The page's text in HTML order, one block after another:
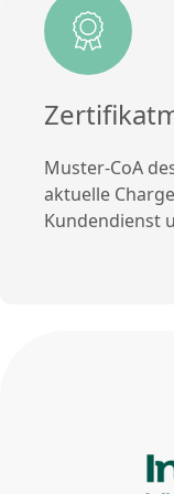
Methode
Muster-CoA
aktuelle
Kundendienst